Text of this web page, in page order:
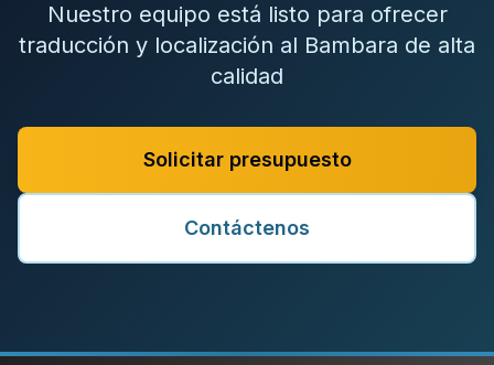
Nuestro equipo está listo para ofrecer
traducción y localización al Bambara de alta
calidad
Solicitar presupuesto
Contáctenos